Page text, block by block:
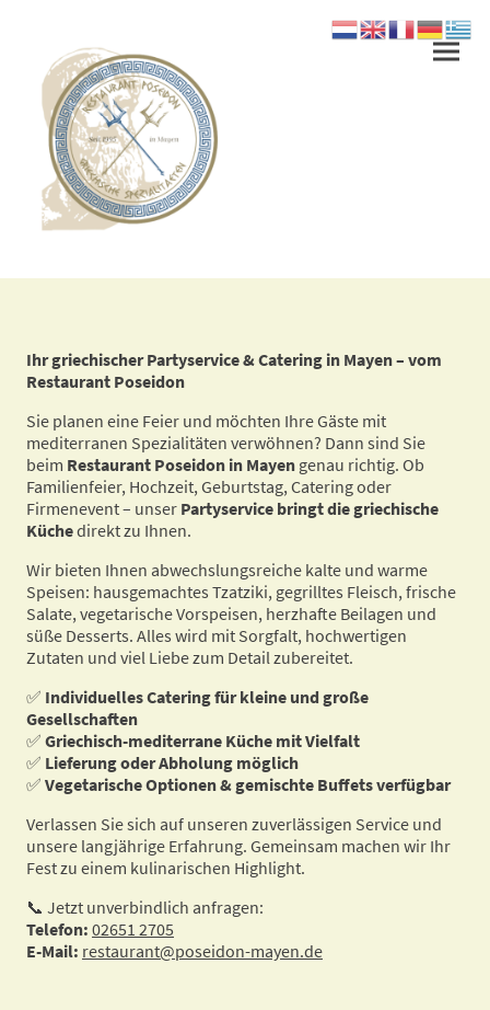
Ihr griechischer Partyservice & Catering in Mayen – vom
Restaurant Poseidon
Sie planen eine Feier und möchten Ihre Gäste mit
mediterranen Spezialitäten verwöhnen? Dann sind Sie
beim Restaurant Poseidon in Mayen genau richtig. Ob
Familienfeier, Hochzeit, Geburtstag, Catering oder
Firmenevent – unser Partyservice bringt die griechische
Küchedirekt zu Ihnen.
Wir bieten Ihnen abwechslungsreiche kalte und warme
Speisen: hausgemachtes Tzatziki, gegrilltes Fleisch, frische
Salate, vegetarische Vorspeisen, herzhafte Beilagen und
süße Desserts. Alles wird mit Sorgfalt, hochwertigen
Zutaten und viel Liebe zum Detail zubereitet.
✅ Individuelles Catering für kleine und große
Gesellschaften
✅ Griechisch-mediterrane Küche mit Vielfalt
✅ Lieferung oder Abholung möglich
✅ Vegetarische Optionen & gemischte Buffets verfügbar
Verlassen Sie sich auf unseren zuverlässigen Service und
unsere langjährige Erfahrung. Gemeinsam machen wir Ihr
Fest zu einem kulinarischen Highlight.
📞 Jetzt unverbindlich anfragen:
Telefon: 02651 2705
E-Mail: restaurant@poseidon-mayen.de